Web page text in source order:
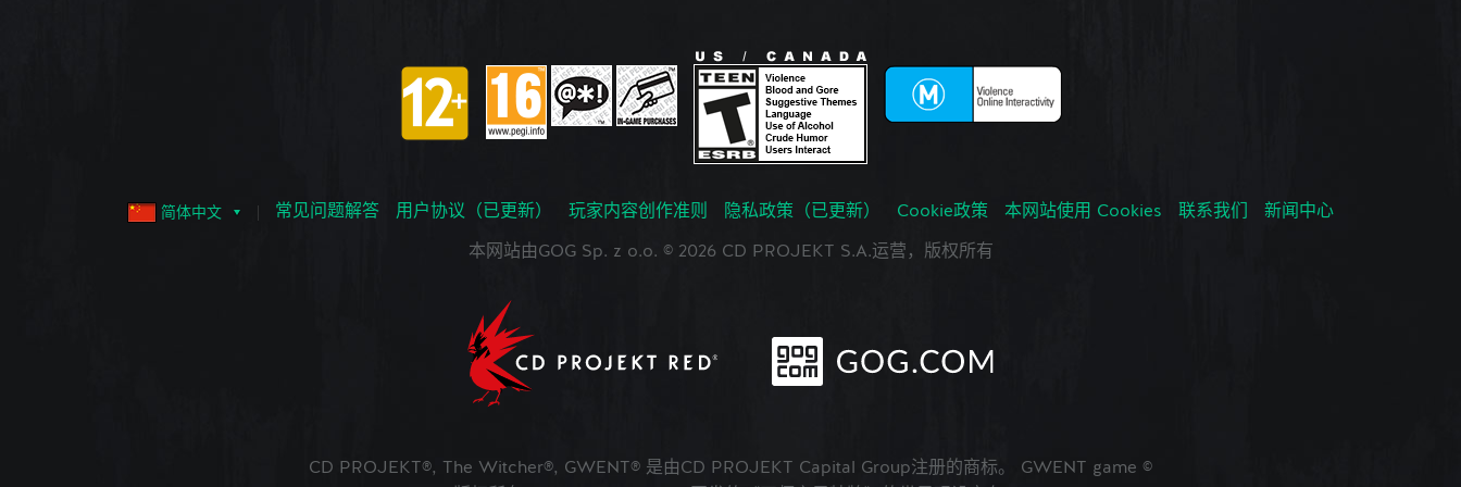
简体中文 常见问题解答 用户协议（已更新） 玩家内容创作准则 隐私政策（已更新） Cookie政策 本网站使用 Cookies 联系我们 新闻中心
本网站由GOG Sp. z o.o. © 2026 CD PROJEKT S.A.运营，版权所有
CD PROJEKT®, The Witcher®, GWENT® 是由CD PROJEKT Capital Group注册的商标。 GWENT game ©